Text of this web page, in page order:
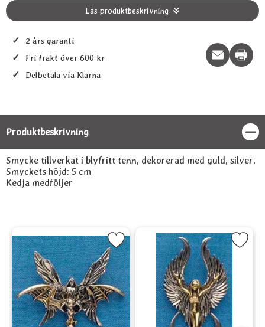
Läs produktbeskrivning
✓ 2 års garanti
✓ Fri frakt över 600 kr
✓ Delbetala via Klarna
Print
Produktbeskrivning
Produktbeskrivning
Smycke tillverkat i blyfritt tenn, dekorerad med guld, silver.
Smyckets höjd: 5 cm
Kedja medföljer
cm som favoritHalsband - Bat Rider, Meddelanden som favorit
Markera Halsband - Angelus,